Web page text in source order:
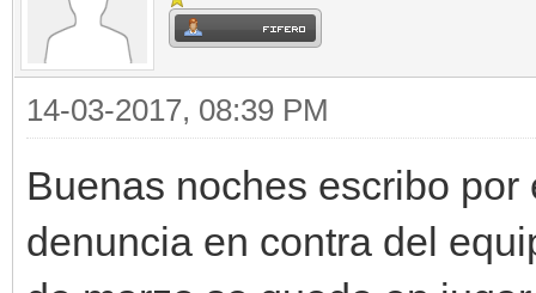
14-03-2017, 08:39 PM
Buenas noches escribo
denuncia en contra del